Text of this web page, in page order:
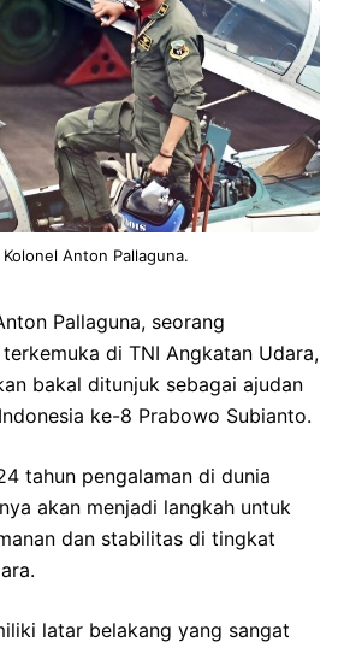
Anton Pallaguna.
Pallaguna, seorang
di TNI Angkatan Udara,
bakal ditunjuk sebagai ajudan
ke-8 Prabowo Subianto.
tahun pengalaman di dunia
akan menjadi langkah untuk
dan stabilitas di tingkat
latar belakang yang sangat